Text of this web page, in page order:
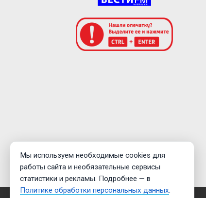
Мы используем необходимые cookies для
работы сайта и необязательные сервисы
статистики и рекламы. Подробнее — в
Политике обработки персональных данных.